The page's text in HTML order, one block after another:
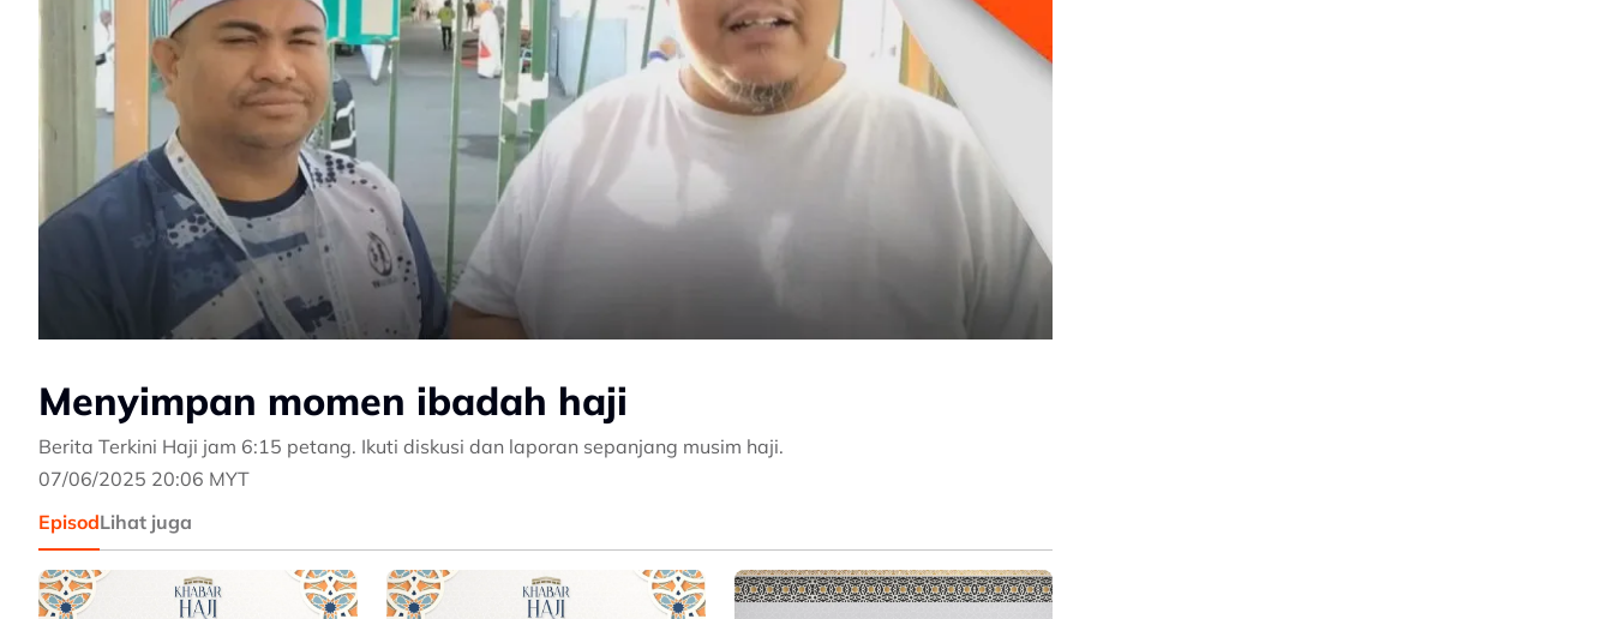
Menyimpan momen ibadah haji
Berita Terkini Haji jam 6:15 petang. Ikuti diskusi dan laporan sepanjang musim haji.
07/06/2025 20:06 MYT
EpisodLihat juga